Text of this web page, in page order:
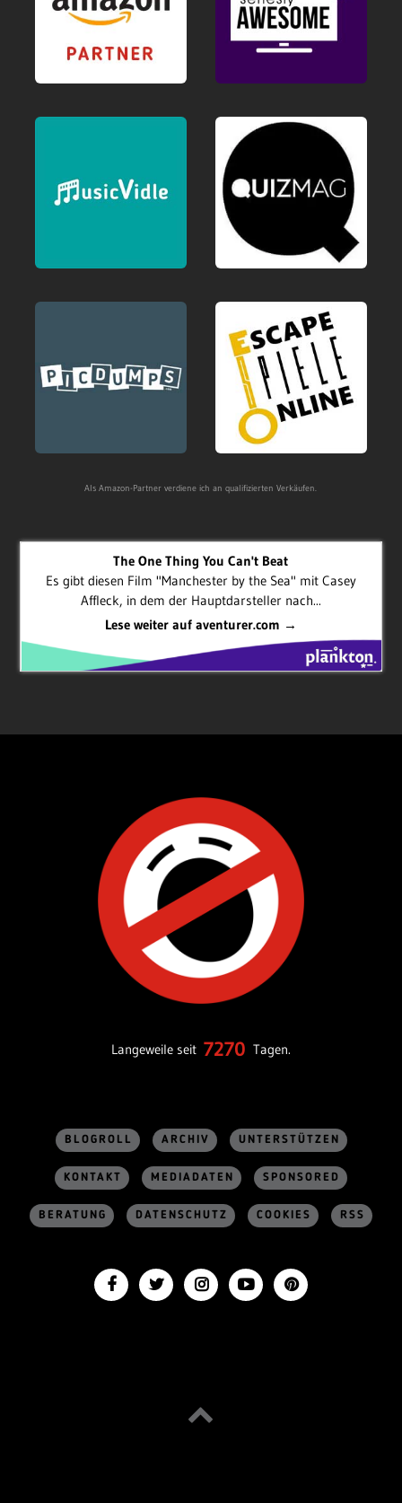
Als Amazon-Partner verdiene ich an qualifizierten Verkäufen.
The One Thing You Can't Beat
Es gibt diesen Film "Manchester by the Sea" mit Casey
Affleck, in dem der Hauptdarsteller nach...
Lese weiter auf aventurer.com →
Langeweile seit 7270 Tagen.
BLOGROLL ARCHIV UNTERSTÜTZEN
KONTAKT MEDIADATEN SPONSORED
BERATUNG DATENSCHUTZ COOKIES RSS